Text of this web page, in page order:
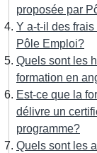
proposée par
Y a-t-il des
Pôle Emploi?
Quels sont les
formation en
Est-ce que la
délivre un
programme?
Quels sont les